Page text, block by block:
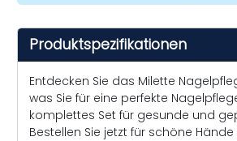
Produktspezifikationen
Entdecken Sie das Milette
was Sie für eine perfekte
komplettes Set für gesunde und
Bestellen Sie jetzt für schöne